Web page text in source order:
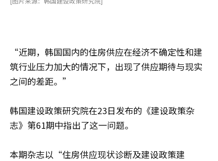
“近期，韩国国内的住房供应在经济不确定性和建
筑行业压力加大的情况下，出现了供应期待与现实
之间的差距。”
韩国建设政策研究院在23日发布的《建设政策杂
志》第61期中指出了这一问题。
本期杂志以“住房供应现状诊断及建设政策建